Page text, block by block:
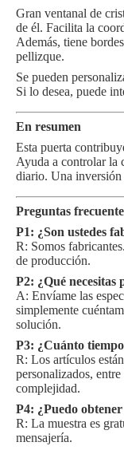
Gran ventanal de
de él. Facilita la
Además, tiene
pellizque.
Se pueden
Si lo desea, puede
En resumen
Esta puerta
Ayuda a controlar la
diario. Una inversión
Preguntas
P1: ¿Son ustedes
R: Somos
de producción.
P2: ¿Qué
A: Envíame las
simplemente
solución.
P3: ¿Cuánto
R: Los artículos
personalizados,
complejidad.
P4: ¿Puedo
R: La muestra es
mensajería.